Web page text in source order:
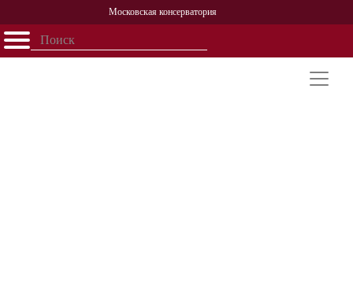
Московская консерватория
Открыть - закрыть
Персоналии
История